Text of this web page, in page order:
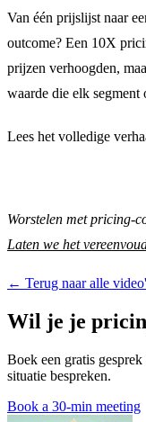
Van één prijslijst naar
outcome? Een 10X
prijzen verhoogden,
waarde die elk segment
Lees het volledige
Worstelen met pricing-
Laten we het
← Terug naar alle
Wil je je
Boek een gratis
situatie bespreken.
Book a 30-min meeting